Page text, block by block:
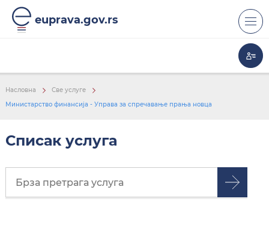
euprava.gov.rs
Насловна
Све услуге
Министарство финансија - Управа за спречавање прања новца
Списак услуга